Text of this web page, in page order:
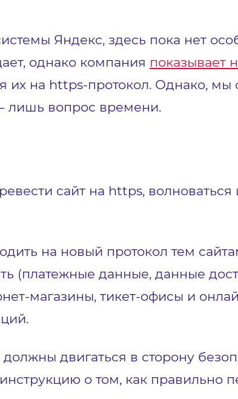
Яндекс, здесь пока нет
однако компания показывает
их на https-протокол. Однако, мы
лишь вопрос времени.
сайт на https,
на новый протокол тем
(платежные данные, данные
магазины, тикет-офисы и
двигаться в сторону
о том, как правильно